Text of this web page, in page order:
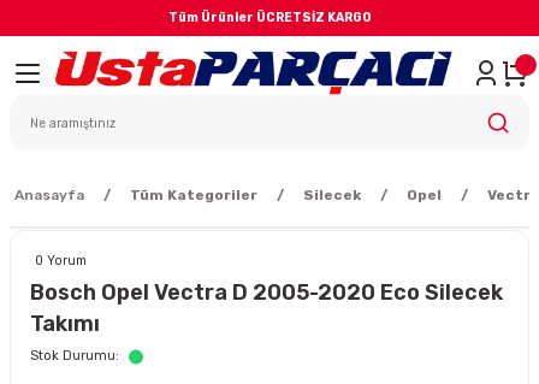
Tüm Ürünler ÜCRETSİZ KARGO
Geri Dön
Sistemi
Anasayfa Tüm Kategoriler Silecek Opel
0 Yorum
Bosch Opel Vectra D 2005-2020 Eco Silecek
Takımı
Stok Durumu